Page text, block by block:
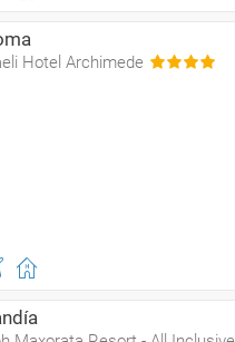
Hotel Archimede